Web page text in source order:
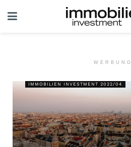
WERBUNG
IMMOBILIEN INVESTMENT 2022/04